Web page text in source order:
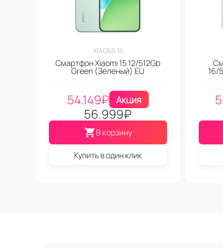
XIAOMI 15
Смартфон Xiaomi 15 12/512Gb
Green (Зеленый) EU
54.149₽ Акция
56.999₽
В корзину
Купить в один клик
16/